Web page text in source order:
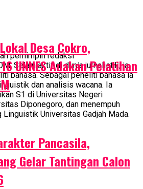
pemimpin redaksi
Selain aktif di dunia jurnalistik, ia
bahasa. Sebagai peneliti bahasa ia
dan analisis wacana. Ia
S1 di Universitas Negeri
Diponegoro, dan menempuh
Universitas Gadjah Mada.
Desa Cokro,
UNNES Adakan Pelatihan
Pancasila,
Gelar Tantingan Calon